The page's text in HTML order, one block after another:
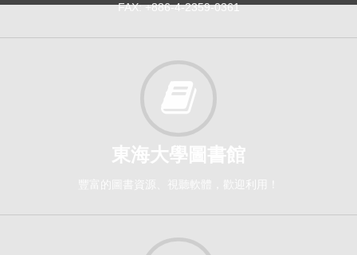
FAX: +886-4-2359-0361
東海大學圖書館
豐富的圖書資源、視聽軟體，歡迎利用！